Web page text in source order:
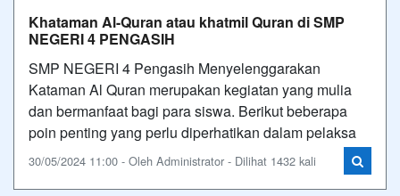
Khataman Al-Quran atau khatmil Quran di SMP
NEGERI 4 PENGASIH
SMP NEGERI 4 Pengasih Menyelenggarakan
Kataman Al Quran merupakan kegiatan yang mulia
dan bermanfaat bagi para siswa. Berikut beberapa
poin penting yang perlu diperhatikan dalam pelaksa
30/05/2024 11:00 - Oleh Administrator - Dilihat 1432 kali